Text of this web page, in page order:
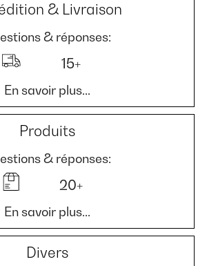
& Livraison
& réponses:
15+
En savoir plus...
Produits
& réponses:
20+
En savoir plus...
Divers